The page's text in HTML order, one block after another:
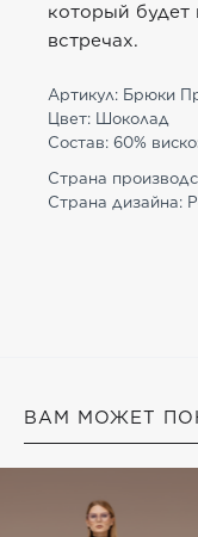
который будет
встречах.
Артикул: Брюки
Цвет: Шоколад
Состав: 60%
Страна
Страна дизайна:
ВАМ МОЖЕТ